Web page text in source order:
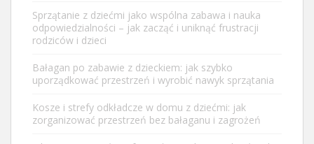
Sprzątanie z dziećmi jako wspólna zabawa i nauka
odpowiedzialności – jak zacząć i uniknąć frustracji
rodziców i dzieci
Bałagan po zabawie z dzieckiem: jak szybko
uporządkować przestrzeń i wyrobić nawyk sprzątania
Kosze i strefy odkładcze w domu z dziećmi: jak
zorganizować przestrzeń bez bałaganu i zagrożeń